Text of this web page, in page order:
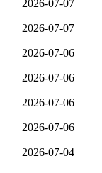
2026-07-07
2026-07-07
2026-07-06
2026-07-06
2026-07-06
2026-07-06
2026-07-04